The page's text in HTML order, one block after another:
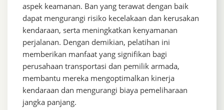
aspek keamanan. Ban yang terawat dengan baik
dapat mengurangi risiko kecelakaan dan kerusakan
kendaraan, serta meningkatkan kenyamanan
perjalanan. Dengan demikian, pelatihan ini
memberikan manfaat yang signifikan bagi
perusahaan transportasi dan pemilik armada,
membantu mereka mengoptimalkan kinerja
kendaraan dan mengurangi biaya pemeliharaan
jangka panjang.